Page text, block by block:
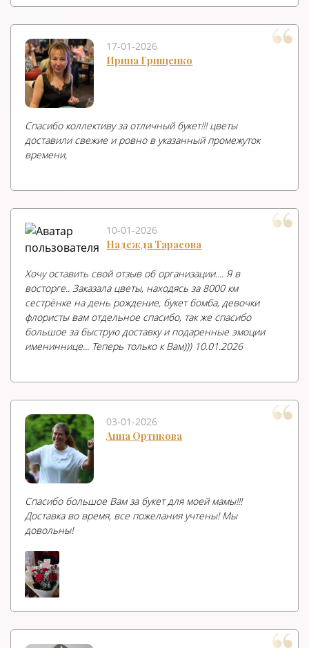
17-01-2026
Ирина Грищенко
Спасибо коллективу за отличный букет!!! цветы
доставили свежие и ровно в указанный промежуток
времени,
10-01-2026
Надежда Тарасова
Хочу оставить свой отзыв об организации.... Я в
восторге.. Заказала цветы, находясь за 8000 км
сестрёнке на день рождение, букет бомба, девочки
флористы вам отдельное спасибо, так же спасибо
большое за быструю доставку и подаренные эмоции
имениннице... Теперь только к Вам))) 10.01.2026
03-01-2026
Анна Ортикова
Спасибо большое Вам за букет для моей мамы!!!
Доставка во время, все пожелания учтены! Мы
довольны!